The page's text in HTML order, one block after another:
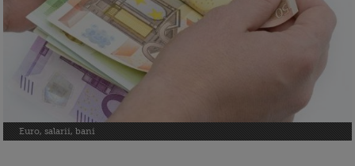
Euro, salarii, bani